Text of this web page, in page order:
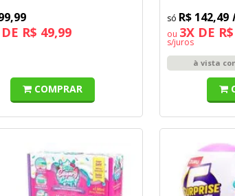
R$ 49,99
COMPRAR
R$ 142,49
ou 3X DE
s/juros
à vista